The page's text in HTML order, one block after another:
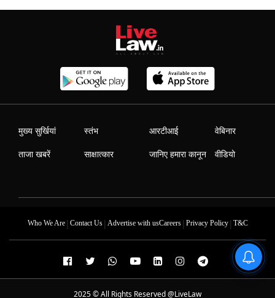
मुख्य सुर्खियां
ताजा खबरें
स्तंभ
साक्षात्कार
आरटीआई
जानिए हमारा कानून
वेबिनार
वीडियो
Who We Are| Contact Us| Advertise with usCareers| Privacy Policy| T&C
2025 © All Rights Reserved @LiveLaw